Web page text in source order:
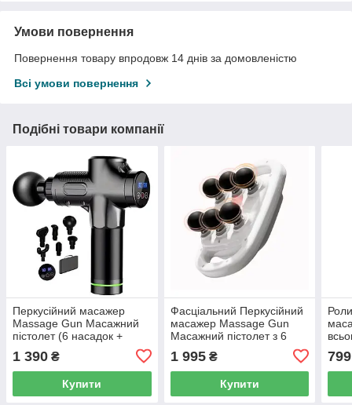
Умови повернення
Повернення товару впродовж 14 днів за домовленістю
Всі умови повернення
Подібні товари компанії
Перкусійний масажер
Massage Gun Масажний
пістолет (6 насадок +
кейс) 1500 маг 30 режимів
1 390 ₴
Купити
Фасціальний Перкусійний
масажер Massage Gun
Масажний пістолет з 6
2000mAh 9 швидкостей 9
режимів роботи
1 995₴
Купити
799